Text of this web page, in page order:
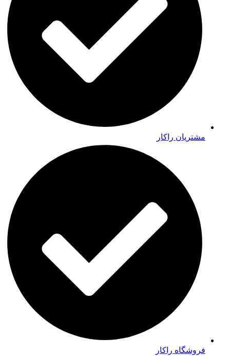
مشتریان راکار
فروشگاه راکار